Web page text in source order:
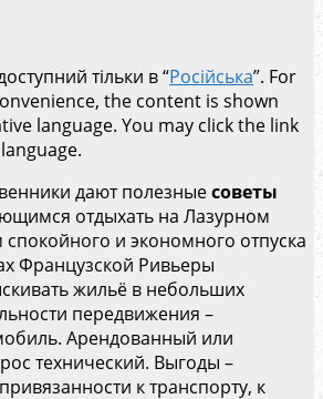
тільки в “Російська”. For
the content is shown
language. You may click the link
дают полезныесоветы
отдыхать на Лазурном
и экономного отпуска
Французской Ривьеры
жильё в небольших
передвижения –
Арендованный или
технический. Выгоды –
к транспорту, к